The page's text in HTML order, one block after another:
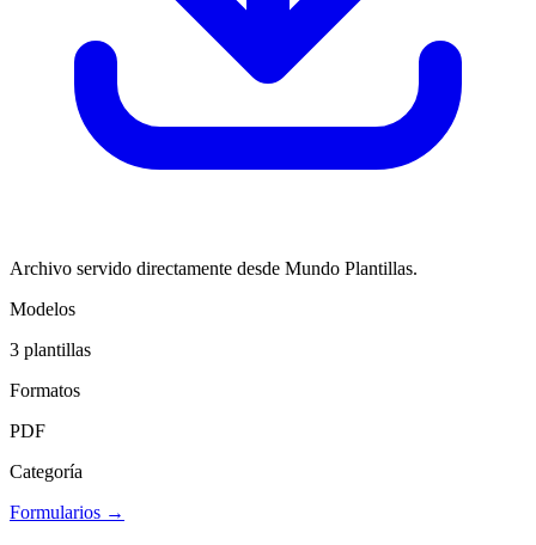
Archivo servido directamente desde Mundo Plantillas.
Modelos
3 plantillas
Formatos
PDF
Categoría
Formularios →